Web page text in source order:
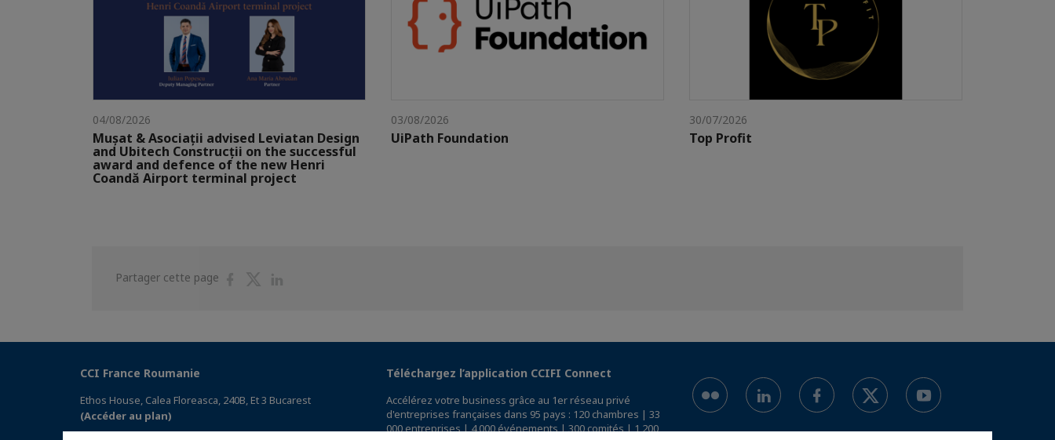
04/08/2026
Mușat & Asociații advised Leviatan Design
and Ubitech Construcții on the successful
award and defence of the new Henri
Coandă Airport terminal project
03/08/2026
UiPath Foundation
30/07/2026
Top Profit
Partager cette page
PartagerPartager
CCI France Roumanie
Ethos House, Calea Floreasca, 240B, Et 3 Bucarest
(Accéder au plan)
Téléchargez l’application CCIFI Connect
Accélérez votre business grâce au 1er réseau privé
d'entreprises françaises dans 95 pays : 120 chambres | 33
000 entreprises | 4 000 événements | 300 comités | 1 200